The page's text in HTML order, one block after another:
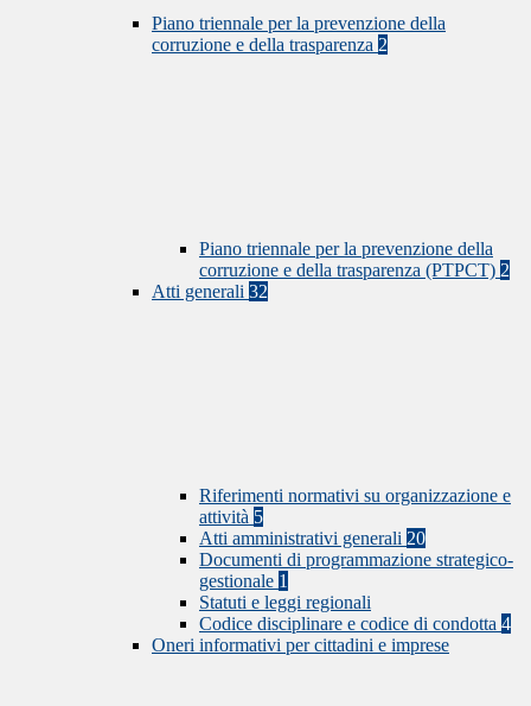
Piano triennale per la prevenzione della
corruzione e della trasparenza 2
Piano triennale per la prevenzione della
corruzione e della trasparenza (PTPCT) 2
Atti generali 32
Riferimenti normativi su organizzazione e
attività 5
Atti amministrativi generali 20
Documenti di programmazione strategico-
gestionale 1
Statuti e leggi regionali
Codice disciplinare e codice di condotta 4
Oneri informativi per cittadini e imprese